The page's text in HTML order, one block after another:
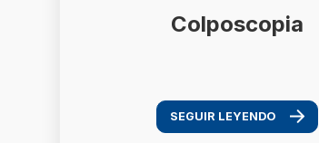
Colposcopia
SEGUIR LEYENDO